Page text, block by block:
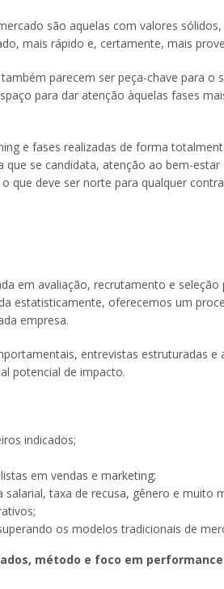
são aquelas com valores
mais rápido e, certamente, mais
parecem ser peça-chave para o
para dar atenção àquelas fases
e fases realizadas de forma
se candidata, atenção ao bem-
que deve ser norte para qualquer
em avaliação, recrutamento e seleção
estatisticamente, oferecemos um
empresa.
entrevistas estruturadas e
potencial de impacto.
indicados;
em vendas e marketing;
taxa de recusa, gênero e muito
os modelos tradicionais de
método e foco em